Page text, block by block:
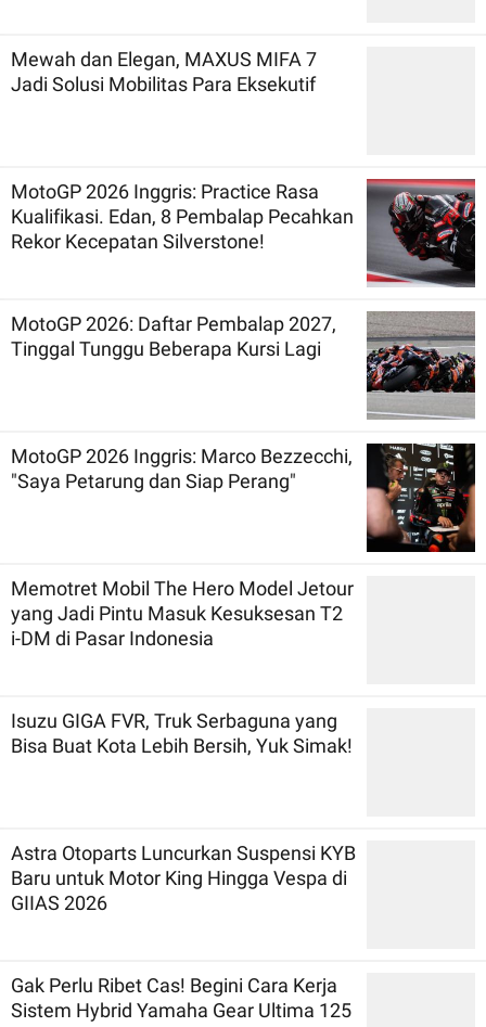
Mewah dan Elegan, MAXUS MIFA 7
Jadi Solusi Mobilitas Para Eksekutif
MotoGP 2026 Inggris: Practice Rasa
Kualifikasi. Edan, 8 Pembalap Pecahkan
Rekor Kecepatan Silverstone!
MotoGP 2026: Daftar Pembalap 2027,
Tinggal Tunggu Beberapa Kursi Lagi
MotoGP 2026 Inggris: Marco Bezzecchi,
"Saya Petarung dan Siap Perang"
Memotret Mobil The Hero Model Jetour
yang Jadi Pintu Masuk Kesuksesan T2
i-DM di Pasar Indonesia
Isuzu GIGA FVR, Truk Serbaguna yang
Bisa Buat Kota Lebih Bersih, Yuk Simak!
Astra Otoparts Luncurkan Suspensi KYB
Baru untuk Motor King Hingga Vespa di
GIIAS 2026
Gak Perlu Ribet Cas! Begini Cara Kerja
Sistem Hybrid Yamaha Gear Ultima 125